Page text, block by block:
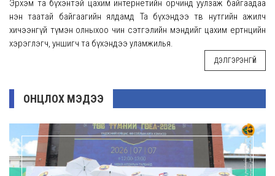
Эрхэм та бүхэнтэй цахим интернетийн орчинд уулзаж байгаадаа
нэн таатай байгаагийн ялдамд Та бүхэндээ төв нутгийн ажилч
хичээнгүй түмэн олныхоо чин сэтгэлийн мэндийг цахим ертөнцийн
хэрэглэгч, уншигч та бүхэндээ уламжилья.
ДЭЛГЭРЭНГҮЙ
ОНЦЛОХ МЭДЭЭ